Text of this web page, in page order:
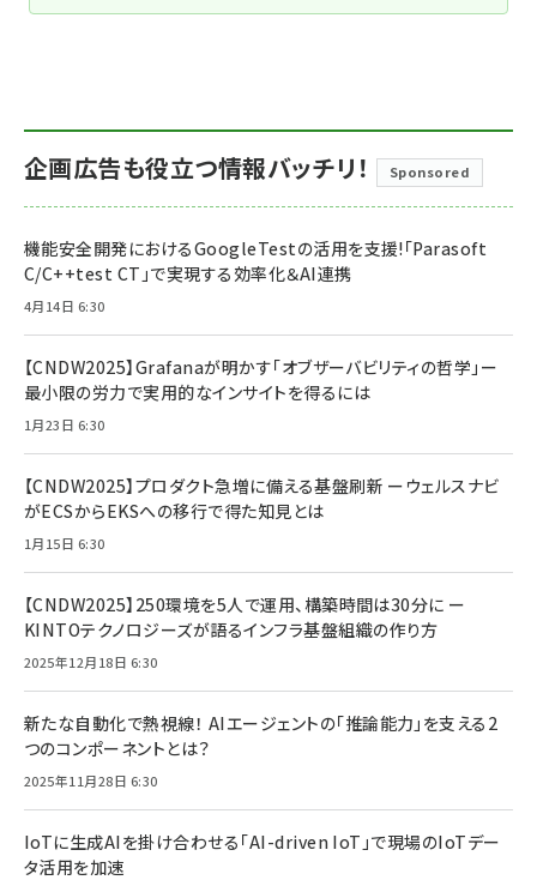
企画広告も役立つ情報バッチリ！ Sponsored
機能安全開発におけるGoogleTestの活用を支援!「Parasoft
C/C++test CT」で実現する効率化＆AI連携
4月14日 6:30
【CNDW2025】Grafanaが明かす「オブザーバビリティの哲学」ー
最小限の労力で実用的なインサイトを得るには
1月23日 6:30
【CNDW2025】プロダクト急増に備える基盤刷新 ーウェルスナビ
がECSからEKSへの移行で得た知見とは
1月15日 6:30
【CNDW2025】250環境を5人で運用、構築時間は30分に ー
KINTOテクノロジーズが語るインフラ基盤組織の作り方
2025年12月18日 6:30
新たな自動化で熱視線！ AIエージェントの「推論能力」を支える2
つのコンポーネントとは？
2025年11月28日 6:30
IoTに生成AIを掛け合わせる「AI-driven IoT」で現場のIoTデー
タ活用を加速